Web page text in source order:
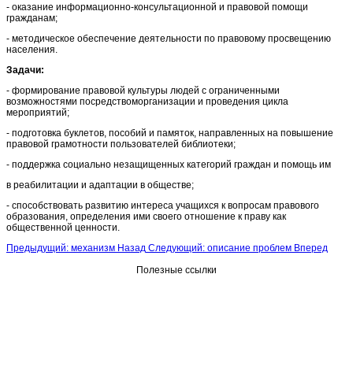
- оказание информационно-консультационной и правовой помощи
гражданам;
- методическое обеспечение деятельности по правовому просвещению
населения.
Задачи:
- формирование правовой культуры людей с ограниченными
возможностями посредствоморганизации и проведения цикла
мероприятий;
- подготовка буклетов, пособий и памяток, направленных на повышение
правовой грамотности пользователей библиотеки;
- поддержка социально незащищенных категорий граждан и помощь им
в реабилитации и адаптации в обществе;
- способствовать развитию интереса учащихся к вопросам правового
образования, определения ими своего отношение к праву как
общественной ценности.
Предыдущий: механизм Назад Следующий: описание проблем Вперед
Полезные ссылки